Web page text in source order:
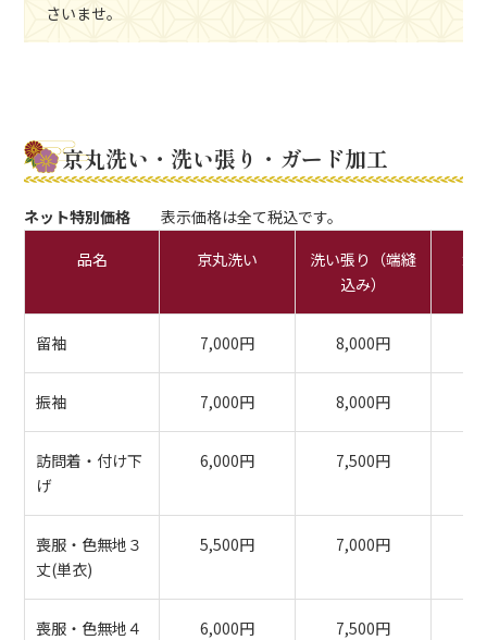
さいませ。
京丸洗い・洗い張り・ガード加工
ネット特別価格 表示価格は全て税込です。
品名
京丸洗い
洗い張り（端縫
込み）
ガ
留袖 7,000円 8,000円
振袖 7,000円 8,000円
訪問着・付け下
げ
6,000円 7,500円
喪服・色無地３
丈(単衣)
5,500円 7,000円
喪服・色無地４
6,000円 7,500円